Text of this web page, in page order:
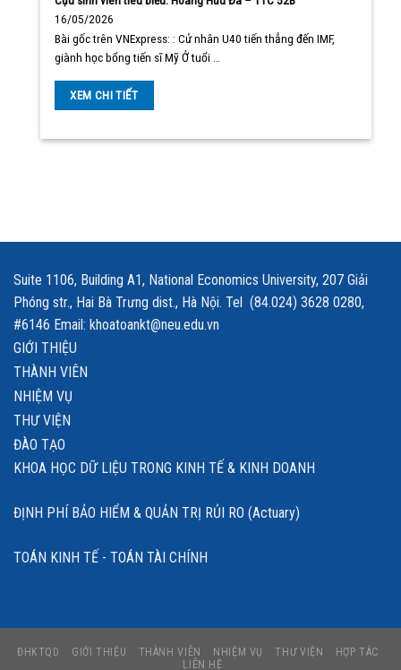
16/05/2026
Bài gốc trên VNExpress: : Cử nhân U40 tiến thẳng đến IMF,
giành học bổng tiến sĩ Mỹ Ở tuổi …
XEM CHI TIẾT
Suite 1106, Building A1, National Economics University, 207 Giải
Phóng str., Hai Bà Trưng dist., Hà Nội. Tel (84.024) 3628 0280,
#6146 Email: khoatoankt@neu.edu.vn
GIỚI THIỆU
THÀNH VIÊN
NHIỆM VỤ
THƯ VIỆN
ĐÀO TẠO
KHOA HỌC DỮ LIỆU TRONG KINH TẾ & KINH DOANH
ĐỊNH PHÍ BẢO HIỂM & QUẢN TRỊ RỦI RO (Actuary)
TOÁN KINH TẾ - TOÁN TÀI CHÍNH
ĐHKTQD GIỚI THIỆU THÀNH VIÊN NHIỆM VỤ THƯ VIỆN
HỢP TÁC
LIÊN HỆ